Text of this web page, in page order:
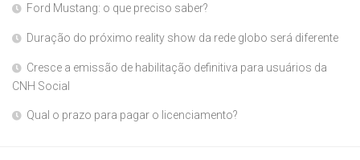
Ford Mustang: o que preciso saber?
Duração do próximo reality show da rede globo será diferente
Cresce a emissão de habilitação definitiva para usuários da
CNH Social
Qual o prazo para pagar o licenciamento?